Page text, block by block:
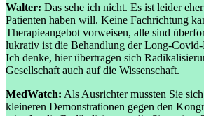
Walter: Das sehe ich nicht. Es ist leider
Patienten haben will. Keine Fachrichtung
Therapieangebot vorweisen, alle sind
lukrativ ist die Behandlung der Long-Covid-
Ich denke, hier übertragen sich
Gesellschaft auch auf die Wissenschaft.
MedWatch: Als Ausrichter mussten Sie
kleineren Demonstrationen gegen den